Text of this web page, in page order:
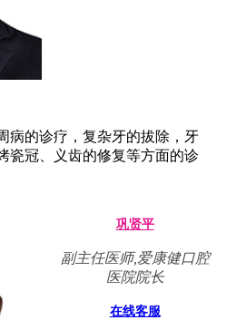
病的诊疗，复杂牙的拔除，牙
瓷冠、义齿的修复等方面的诊
巩贤平
副主任医师,爱康健口腔
医院院长
在线客服